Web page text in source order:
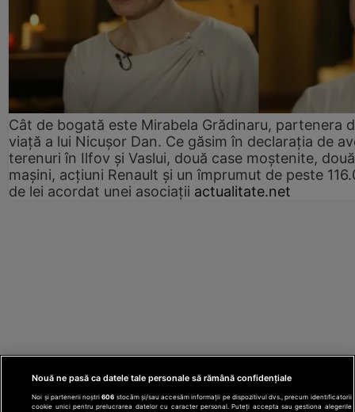
Cât de bogată este Mirabela Grădinaru, partenera
viață a lui Nicușor Dan. Ce găsim în declarația de
terenuri în Ilfov și Vaslui, două case moștenite, două
mașini, acțiuni Renault și un împrumut de peste
de lei acordat unei asociații actualitate.net
Nouă ne pasă ca datele tale personale să rămână confidențiale
Noi și partenerii noștri606 stocăm și/sau accesăm informații pe dispozitivul dvs., precum identificatorii
cookie unici pentru prelucrarea datelor cu caracter personal. Puteți accepta sau gestiona alegerile